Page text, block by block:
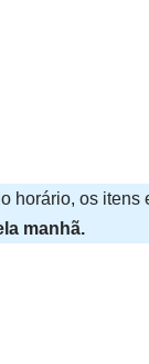
horário, os itens
manhã.